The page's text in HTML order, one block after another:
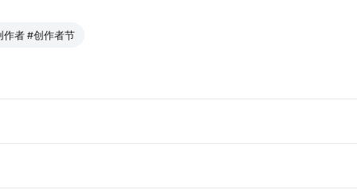
者 #创作者节